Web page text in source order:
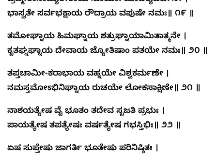
ಭಾಸ್ವತೇ ಸರ್ವಭಕ್ಷಾಯ ರೌದ್ರಾಯ ವಪುಷೇ ನಮಃ॥ ೧೯ ॥
ತಮೋಘ್ನಾಯ ಹಿಮಘ್ನಾಯ ಶತ್ರುಘ್ನಾಯಾಮಿತಾತ್ಮನೇ ।
ಕೃತಘ್ನಘ್ನಾಯ ದೇವಾಯ ಜ್ಯೋತಿಷಾಂ ಪತಯೇ ನಮಃ॥ ೨೦ ॥
ತಪ್ತಚಾಮೀ-ಕರಾಭಾಯ ವಹ್ನಯೇ ವಿಶ್ವಕರ್ಮಣೇ ।
ನಮಸ್ತಮೋಽಭಿನಿಘ್ನಾಯ ರುಚಯೇ ಲೋಕಸಾಕ್ಷಿಣೇ॥ ೨೧ ॥
ನಾಶಯತ್ಯೇಷ ವೈ ಭೂತಂ ತದೇವ ಸೃಜತಿ ಪ್ರಭುಃ ।
ಪಾಯತ್ಯೇಷ ತಪತ್ಯೇಷಃ ವರ್ಷತ್ಯೇಷ ಗಭಸ್ತಿಭಿಃ॥ ೨೨ ॥
ಏಷ ಸುಪ್ತೇಷು ಜಾಗರ್ತಿ ಭೂತೇಷು ಪರಿನಿಷ್ಠಿತಃ ।